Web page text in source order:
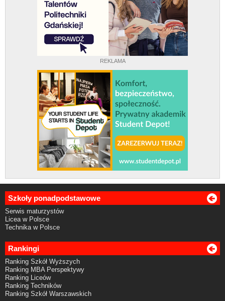
REKLAMA
Szkoły ponadpodstawowe
Serwis maturzystów
Licea w Polsce
Technika w Polsce
Rankingi
Ranking Szkół Wyższych
Ranking MBA Perspektywy
Ranking Liceów
Ranking Techników
Ranking Szkół Warszawskich